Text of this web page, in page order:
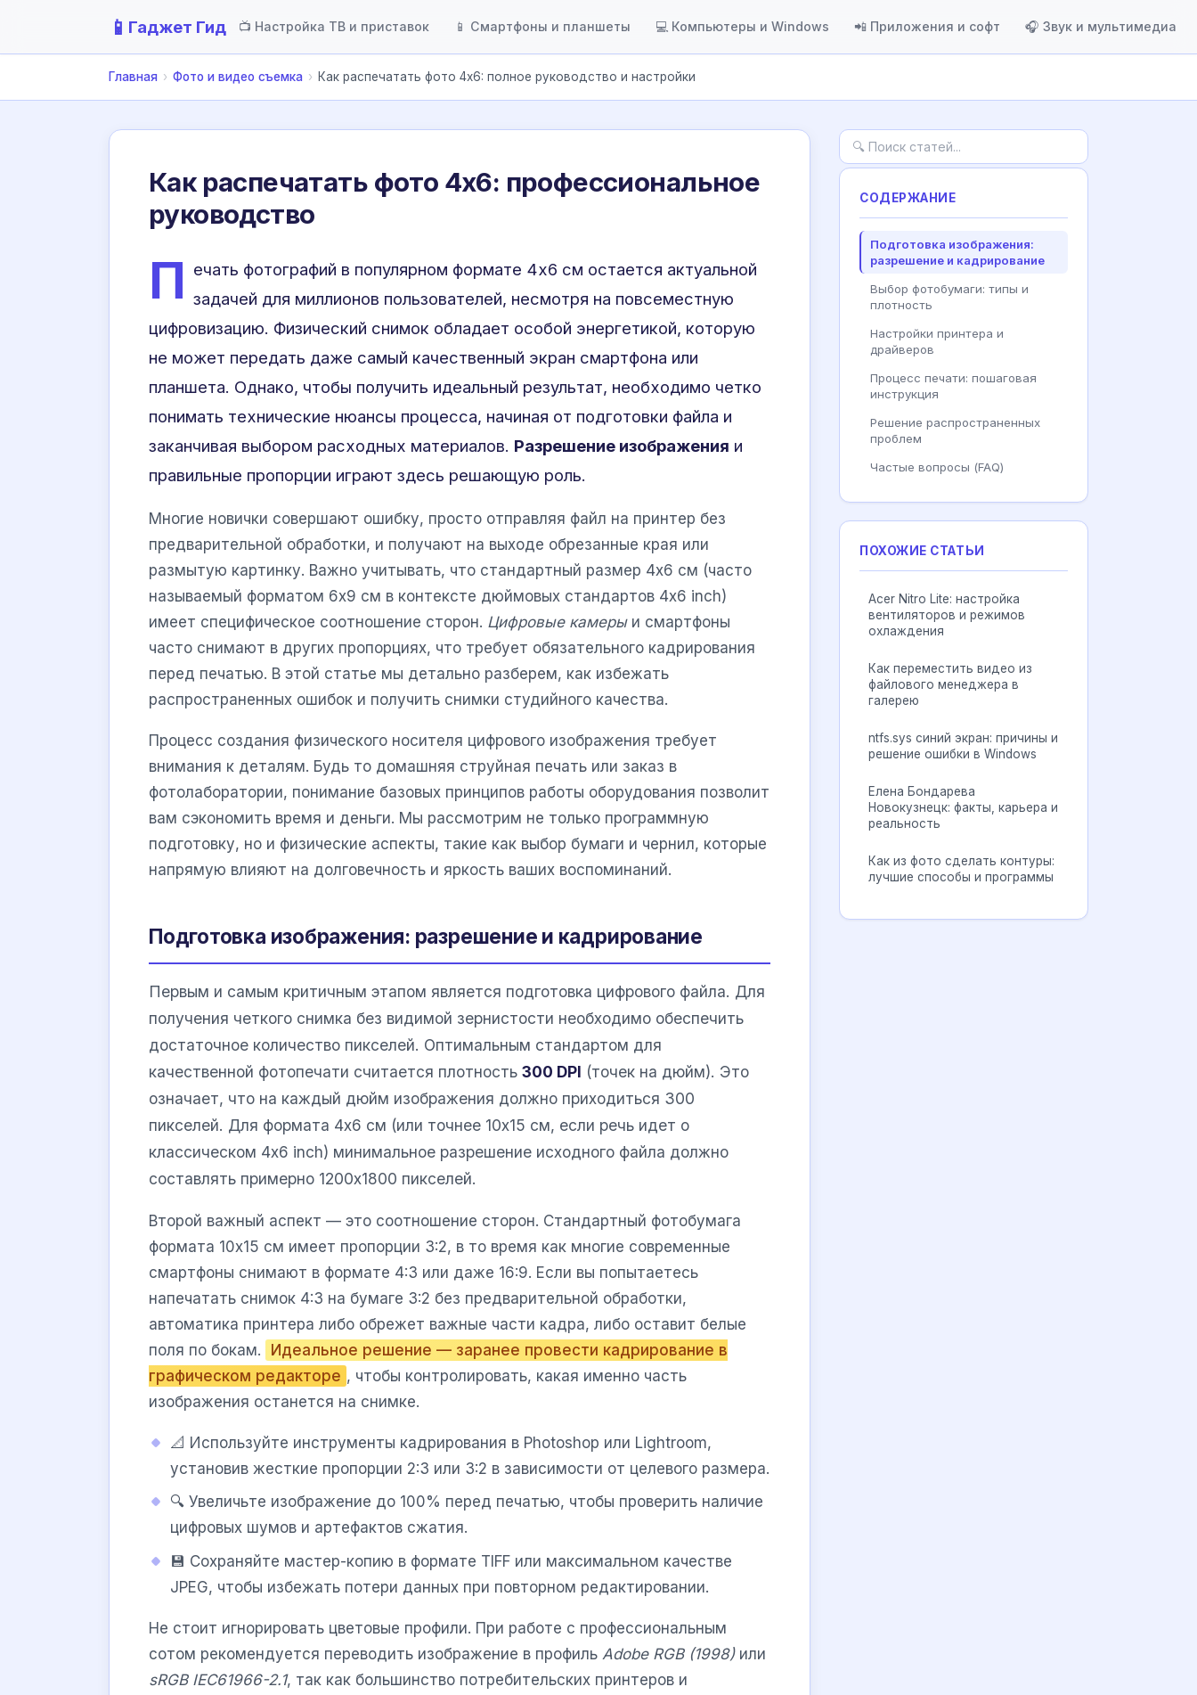
📱 Гаджет Гид 📺 Настройка ТВ и приставок 📱 Смартфоны и планшеты 💻 Компьютеры и Windows 📲 Приложения и софт 🎧 Звук и мультимедиа
Главная › Фото и видео съемка › Как распечатать фото 4х6: полное руководство и настройки
Как распечатать фото 4х6: профессиональное
руководство
П ечать фотографий в популярном формате 4х6 см остается актуальной
задачей для миллионов пользователей, несмотря на повсеместную
цифровизацию. Физический снимок обладает особой энергетикой, которую
не может передать даже самый качественный экран смартфона или
планшета. Однако, чтобы получить идеальный результат, необходимо четко
понимать технические нюансы процесса, начиная от подготовки файла и
заканчивая выбором расходных материалов. Разрешение изображения и
правильные пропорции играют здесь решающую роль.
Многие новички совершают ошибку, просто отправляя файл на принтер без
предварительной обработки, и получают на выходе обрезанные края или
размытую картинку. Важно учитывать, что стандартный размер 4х6 см (часто
называемый форматом 6х9 см в контексте дюймовых стандартов 4x6 inch)
имеет специфическое соотношение сторон. Цифровые камерыи смартфоны
часто снимают в других пропорциях, что требует обязательного кадрирования
перед печатью. В этой статье мы детально разберем, как избежать
распространенных ошибок и получить снимки студийного качества.
Процесс создания физического носителя цифрового изображения требует
внимания к деталям. Будь то домашняя струйная печать или заказ в
фотолаборатории, понимание базовых принципов работы оборудования позволит
вам сэкономить время и деньги. Мы рассмотрим не только программную
подготовку, но и физические аспекты, такие как выбор бумаги и чернил, которые
напрямую влияют на долговечность и яркость ваших воспоминаний.
Подготовка изображения: разрешение и кадрирование
Первым и самым критичным этапом является подготовка цифрового файла. Для
получения четкого снимка без видимой зернистости необходимо обеспечить
достаточное количество пикселей. Оптимальным стандартом для
качественной фотопечати считается плотность 300 DPI (точек на дюйм). Это
означает, что на каждый дюйм изображения должно приходиться 300
пикселей. Для формата 4х6 см (или точнее 10х15 см, если речь идет о
классическом 4x6 inch) минимальное разрешение исходного файла должно
составлять примерно 1200х1800 пикселей.
Второй важный аспект — это соотношение сторон. Стандартный фотобумага
формата 10х15 см имеет пропорции 3:2, в то время как многие современные
смартфоны снимают в формате 4:3 или даже 16:9. Если вы попытаетесь
напечатать снимок 4:3 на бумаге 3:2 без предварительной обработки,
автоматика принтера либо обрежет важные части кадра, либо оставит белые
поля по бокам.
Идеальное решение — заранее провести кадрирование в
графическом редакторе , чтобы контролировать, какая именно часть
изображения останется на снимке.
📐 Используйте инструменты кадрирования в Photoshop или Lightroom,
установив жесткие пропорции 2:3 или 3:2 в зависимости от целевого размера.
🔍 Увеличьте изображение до 100% перед печатью, чтобы проверить наличие
цифровых шумов и артефактов сжатия.
💾 Сохраняйте мастер-копию в формате TIFF или максимальном качестве
JPEG, чтобы избежать потери данных при повторном редактировании.
Не стоит игнорировать цветовые профили. При работе с профессиональным
сотом рекомендуется переводить изображение в профиль Adobe RGB (1998)или
sRGB IEC61966-2.1, так как большинство потребительских принтеров и
СОДЕРЖАНИЕ
Подготовка изображения:
разрешение и кадрирование
Выбор фотобумаги: типы и
плотность
Настройки принтера и
драйверов
Процесс печати: пошаговая
инструкция
Решение распространенных
проблем
Частые вопросы (FAQ)
ПОХОЖИЕ СТАТЬИ
Acer Nitro Lite: настройка
вентиляторов и режимов
охлаждения
Как переместить видео из
файлового менеджера в
галерею
ntfs.sys синий экран: причины и
решение ошибки в Windows
Елена Бондарева
Новокузнецк: факты, карьера и
реальность
Как из фото сделать контуры:
лучшие способы и программы